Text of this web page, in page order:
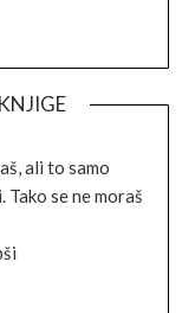
ali to samo
Tako se ne moraš